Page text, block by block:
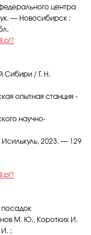
центра
— Новосибирск :
Сибири / Г. Н.
опытная станция -
научно-
2023. — 129
посадок
М. Ю., Коротких И.
;